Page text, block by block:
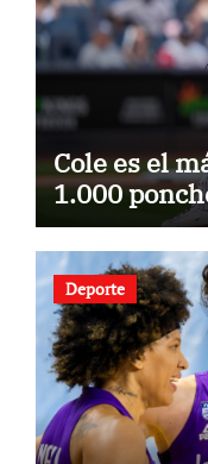
Cole es el
1.000
Deporte